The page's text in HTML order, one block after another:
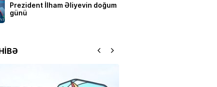
cı il saat 00:00-dan
çempionu imiş
Prezident İlham Əliyevin doğum
günü